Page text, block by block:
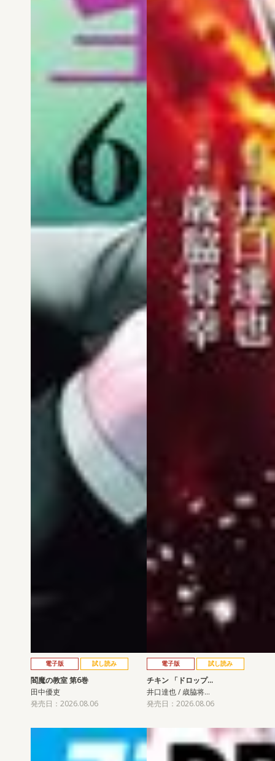
電子版 試し読み
閻魔の教室 第6巻
田中優吏
発売日：2026.08.06
電子版 試し読み
チキン 「ドロップ…
井口達也 / 歳脇将…
発売日：2026.08.06